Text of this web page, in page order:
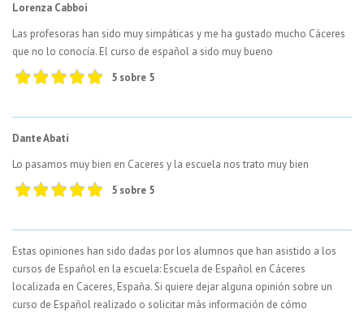
Lorenza Cabboi
Las profesoras han sido muy simpáticas y me ha gustado mucho Cáceres
que no lo conocía. El curso de español a sido muy bueno
5 sobre 5
Dante Abati
Lo pasamos muy bien en Caceres y la escuela nos trato muy bien
5 sobre 5
Estas opiniones han sido dadas por los alumnos que han asistido a los
cursos de Español en la escuela: Escuela de Español en Cáceres
localizada en Caceres, España. Si quiere dejar alguna opinión sobre un
curso de Español realizado o solicitar más información de cómo